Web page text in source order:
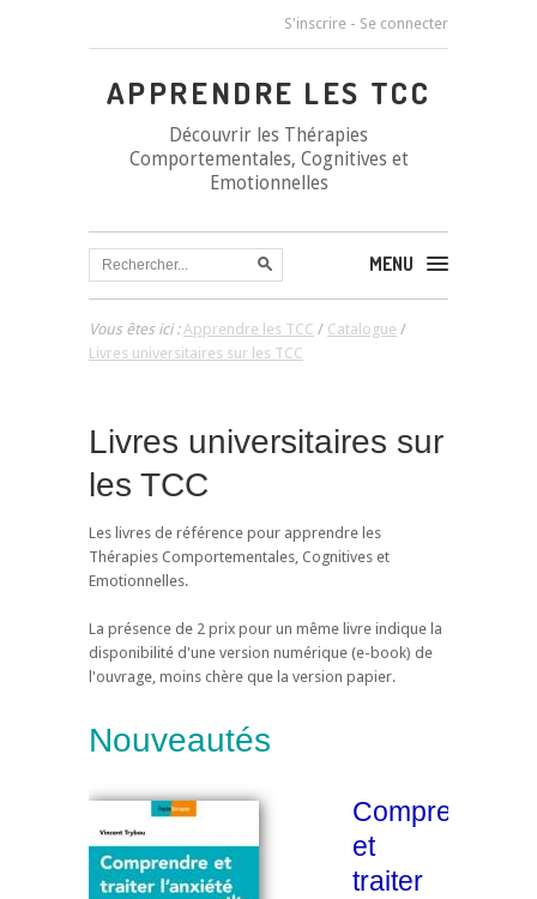
S'inscrire - Se connecter
APPRENDRE LES TCC
Découvrir les Thérapies
Comportementales, Cognitives et
Emotionnelles
MENU
Vous êtes ici :Apprendre les TCC / Catalogue /
Livres universitaires sur les TCC
Livres universitaires sur
les TCC
Les livres de référence pour apprendre les
Thérapies Comportementales, Cognitives et
Emotionnelles.
La présence de 2 prix pour un même livre indique la
disponibilité d'une version numérique (e-book) de
l'ouvrage, moins chère que la version papier.
Nouveautés
Comprendre
et
traiter